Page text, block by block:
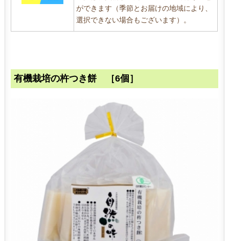
ができます（季節とお届けの地域により、
選択できない場合もございます）。
有機栽培の杵つき餅 ［6個］